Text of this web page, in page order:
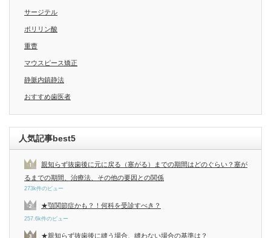
サージテル
ポリリン酸
重曹
マウスピース矯正
静脈内鎮静法
おすすめ歯医者
人気記事best5
親知らず抜歯後に元に戻る（塞がる）までの期間はどのぐらい？塞が
るまでの期間、治療法、その他の要因との関係
273k件のビュー
★顎関節症かも？！何科を受診すべき？
257.6k件のビュー
★親知らず抜歯後に縫う場合、縫わない場合の基準は？